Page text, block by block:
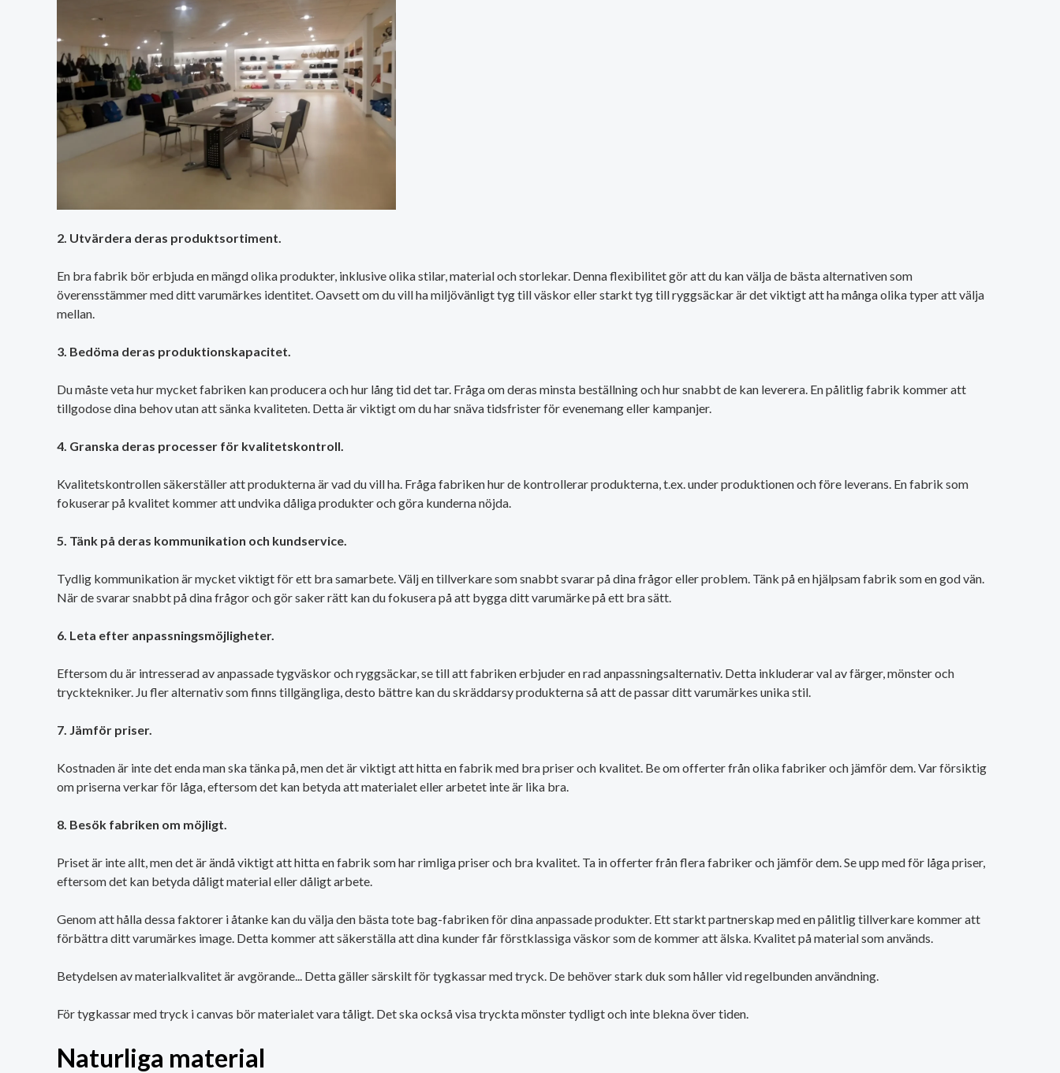
2. Utvärdera deras produktsortiment.
En bra fabrik bör erbjuda en mängd olika produkter, inklusive olika stilar, material och storlekar. Denna flexibilitet gör att du kan välja de bästa alternativen som
överensstämmer med ditt varumärkes identitet. Oavsett om du vill ha miljövänligt tyg till väskor eller starkt tyg till ryggsäckar är det viktigt att ha många olika typer att välja
mellan.
3. Bedöma deras produktionskapacitet.
Du måste veta hur mycket fabriken kan producera och hur lång tid det tar. Fråga om deras minsta beställning och hur snabbt de kan leverera. En pålitlig fabrik kommer att
tillgodose dina behov utan att sänka kvaliteten. Detta är viktigt om du har snäva tidsfrister för evenemang eller kampanjer.
4. Granska deras processer för kvalitetskontroll.
Kvalitetskontrollen säkerställer att produkterna är vad du vill ha. Fråga fabriken hur de kontrollerar produkterna, t.ex. under produktionen och före leverans. En fabrik som
fokuserar på kvalitet kommer att undvika dåliga produkter och göra kunderna nöjda.
5. Tänk på deras kommunikation och kundservice.
Tydlig kommunikation är mycket viktigt för ett bra samarbete. Välj en tillverkare som snabbt svarar på dina frågor eller problem. Tänk på en hjälpsam fabrik som en god vän.
När de svarar snabbt på dina frågor och gör saker rätt kan du fokusera på att bygga ditt varumärke på ett bra sätt.
6. Leta efter anpassningsmöjligheter.
Eftersom du är intresserad av anpassade tygväskor och ryggsäckar, se till att fabriken erbjuder en rad anpassningsalternativ. Detta inkluderar val av färger, mönster och
trycktekniker. Ju fler alternativ som finns tillgängliga, desto bättre kan du skräddarsy produkterna så att de passar ditt varumärkes unika stil.
7. Jämför priser.
Kostnaden är inte det enda man ska tänka på, men det är viktigt att hitta en fabrik med bra priser och kvalitet. Be om offerter från olika fabriker och jämför dem. Var försiktig
om priserna verkar för låga, eftersom det kan betyda att materialet eller arbetet inte är lika bra.
8. Besök fabriken om möjligt.
Priset är inte allt, men det är ändå viktigt att hitta en fabrik som har rimliga priser och bra kvalitet. Ta in offerter från flera fabriker och jämför dem. Se upp med för låga priser,
eftersom det kan betyda dåligt material eller dåligt arbete.
Genom att hålla dessa faktorer i åtanke kan du välja den bästa tote bag-fabriken för dina anpassade produkter. Ett starkt partnerskap med en pålitlig tillverkare kommer att
förbättra ditt varumärkes image. Detta kommer att säkerställa att dina kunder får förstklassiga väskor som de kommer att älska. Kvalitet på material som används.
Betydelsen av materialkvalitet är avgörande... Detta gäller särskilt för tygkassar med tryck. De behöver stark duk som håller vid regelbunden användning.
För tygkassar med tryck i canvas bör materialet vara tåligt. Det ska också visa tryckta mönster tydligt och inte blekna över tiden.
Naturliga material